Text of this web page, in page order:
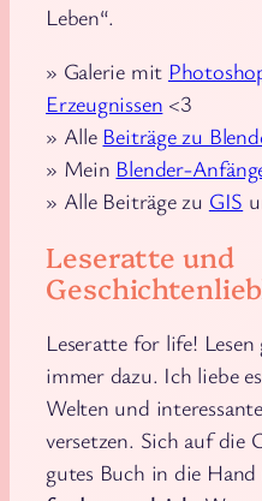
Leben“.
» Galerie mit
Erzeugnissen <3
» Alle Beiträge zu
» Mein Blender-
» Alle Beiträge zu GIS
Leseratte und
Leseratte for life!
immer dazu. Ich liebe
Welten und
versetzen. Sich auf die
gutes Buch in die